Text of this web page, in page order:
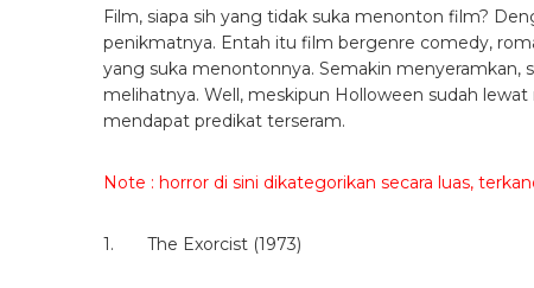
Film, siapa sih yang tidak suka menonton film?
penikmatnya. Entah itu film bergenre comedy,
yang suka menontonnya. Semakin
melihatnya. Well, meskipun Holloween sudah
mendapat predikat terseram.
Note : horror di sini dikategorikan secara luas,
1. The Exorcist (1973)